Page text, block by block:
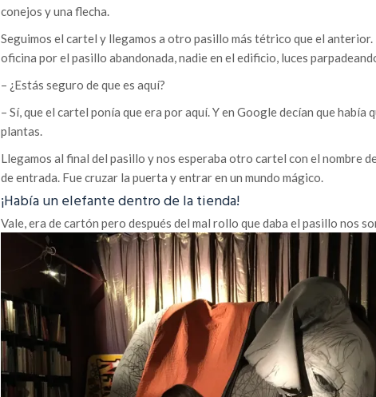
conejos y una flecha.
Seguimos el cartel y llegamos a otro pasillo más tétrico que el anterior.
oficina por el pasillo abandonada, nadie en el edificio, luces
– ¿Estás seguro de que es aquí?
– Sí, que el cartel ponía que era por aquí. Y en Google decían que había
plantas.
Llegamos al final del pasillo y nos esperaba otro cartel con el nombre
de entrada. Fue cruzar la puerta y entrar en un mundo mágico.
¡Había un elefante dentro de la tienda!
Vale, era de cartón pero después del mal rollo que daba el pasillo nos